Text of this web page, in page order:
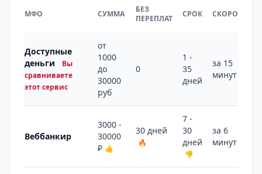
МФО СУММА
БЕЗ
ПЕРЕПЛАТ
СРОК СКОРОСТЬ
Доступные
деньги
Вы
сравниваете
этот сервис
от
1000
до
30000
руб
0
1 -
35
дней
за 15
минут
Веббанкир
3000 -
30000
₽ 👍
30 дней
🔥
7 -
30
дней
👎
за 6
минут